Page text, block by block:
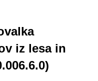
iz lesa in